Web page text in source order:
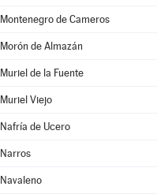
Montenegro de Cameros
Morón de Almazán
Muriel de la Fuente
Muriel Viejo
Nafría de Ucero
Narros
Navaleno